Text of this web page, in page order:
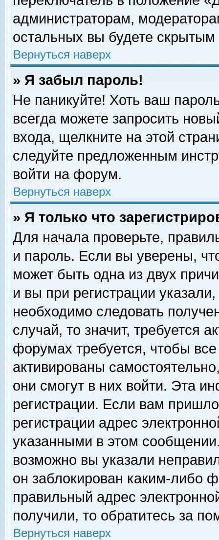
администраторам,
остальных вы будете скрытым
Вернуться наверх
» Я забыл пароль!
Не паникуйте! Хоть ваш
всегда можете запросить
входа, щелкните на этой
следуйте предложенным
войти на форум.
Вернуться наверх
» Я только что
Для начала проверьте,
и пароль. Если вы уверены,
может быть одна из двух
и вы при регистрации
необходимо следовать
случай, то значит, требуется
форумах требуется, чтобы
активированы
они смогут в них войти. Эта
регистрации. Если вам
регистрации адрес
указанными в этом
возможно вы указали
он заблокирован каким-либо
правильный адрес
получили, то обратитесь за
Вернуться наверх